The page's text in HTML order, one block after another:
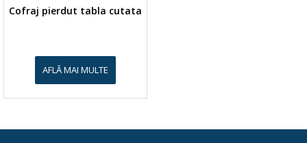
Cofraj pierdut tabla cutata
AFLĂ MAI MULTE